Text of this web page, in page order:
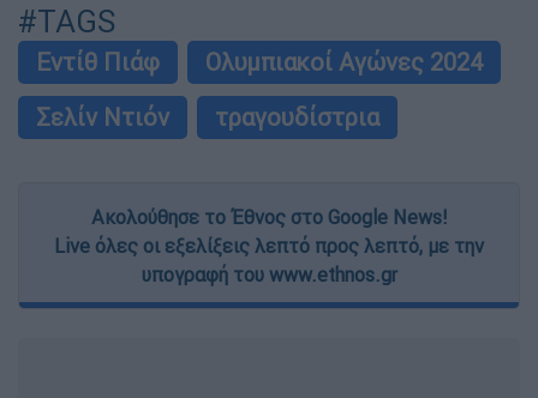
#TAGS
Εντίθ Πιάφ
Ολυμπιακοί Αγώνες 2024
Σελίν Ντιόν
τραγουδίστρια
Ακολούθησε το Έθνος στο Google News!
Live όλες οι εξελίξεις λεπτό προς λεπτό, με την
υπογραφή του www.ethnos.gr